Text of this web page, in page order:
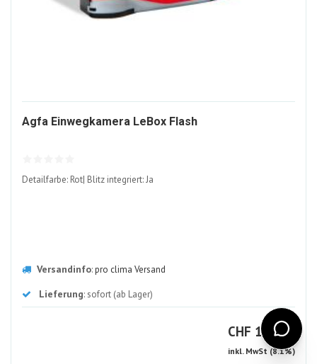
Agfa Einwegkamera LeBox Flash1315117-
Detailfarbe: Rot| Blitz integriert: Ja
Versandinfo:pro clima Versand
Lieferung: sofort (ab Lager)
CHF CHF
17.30
inkl. MwSt (8.1%)